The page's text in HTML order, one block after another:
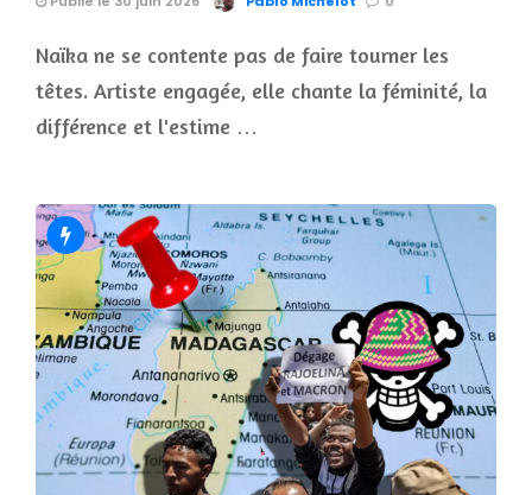
Naïka ne se contente pas de faire tourner les
têtes. Artiste engagée, elle chante la féminité, la
différence et l'estime …